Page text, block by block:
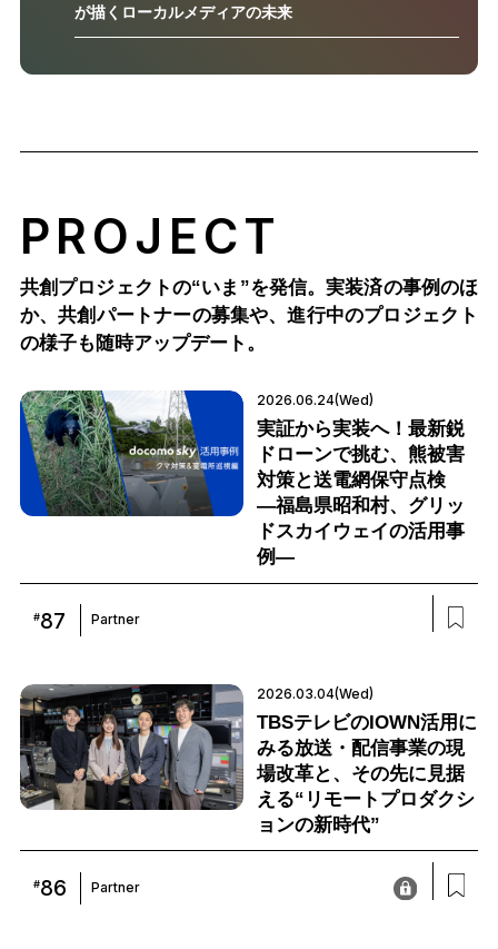
が描くローカルメディアの未来
PROJECT
共創プロジェクトの“いま”を発信。実装済の事例のほ
か、共創パートナーの募集や、進行中のプロジェクト
の様子も随時アップデート。
2026.06.24(Wed)
実証から実装へ！最新鋭
ドローンで挑む、熊被害
対策と送電網保守点検
―福島県昭和村、グリッ
ドスカイウェイの活用事
例―
#87 Partner
2026.03.04(Wed)
TBSテレビのIOWN活用に
みる放送・配信事業の現
場改革と、その先に見据
える“リモートプロダクシ
ョンの新時代”
#86 Partner